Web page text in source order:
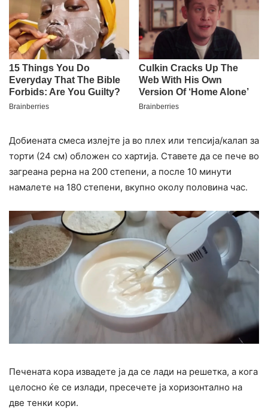
Добиената смеса излејте ја во плех или тепсија/калап за
торти (24 см) обложен со хартија. Ставете да се пече во
загреана рерна на 200 степени, а после 10 минути
намалете на 180 степени, вкупно околу половина час.
Печената кора извадете ја да се лади на решетка, а кога
целосно ќе се излади, пресечете ја хоризонтално на
две тенки кори.